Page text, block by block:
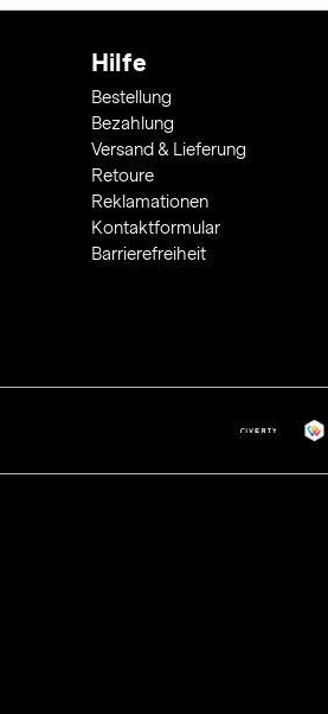
Hilfe
Bestellung
Bezahlung
Versand & Lieferung
Retoure
Reklamationen
Kontaktformular
Barrierefreiheit